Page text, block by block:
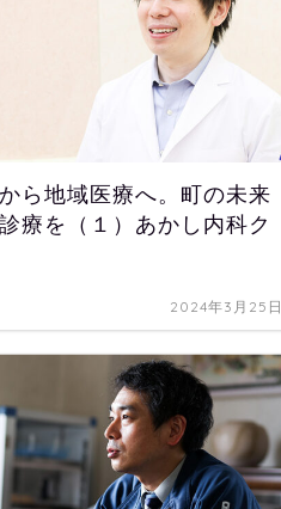
ら地域医療へ。町の未来
療を（１）あかし内科ク
2024年3月25日